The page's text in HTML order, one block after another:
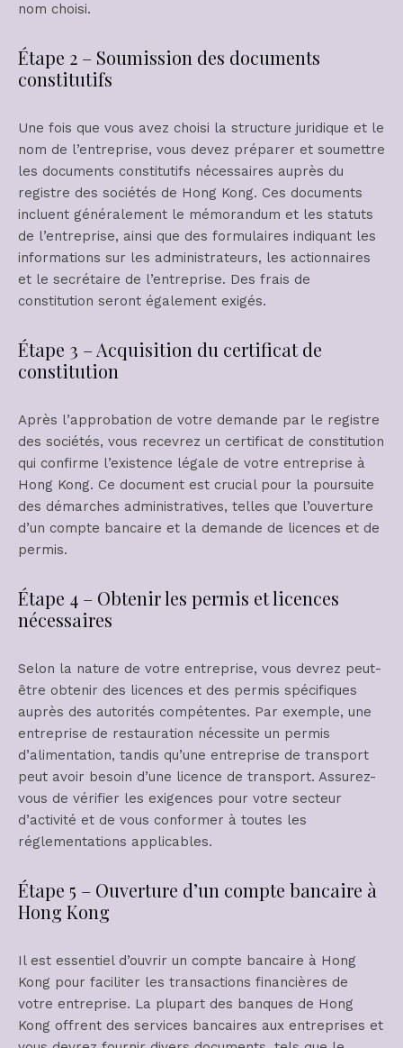
nom choisi.
Étape 2 – Soumission des documents
constitutifs
Une fois que vous avez choisi la structure juridique et le
nom de l’entreprise, vous devez préparer et soumettre
les documents constitutifs nécessaires auprès du
registre des sociétés de Hong Kong. Ces documents
incluent généralement le mémorandum et les statuts
de l’entreprise, ainsi que des formulaires indiquant les
informations sur les administrateurs, les actionnaires
et le secrétaire de l’entreprise. Des frais de
constitution seront également exigés.
Étape 3 – Acquisition du certificat de
constitution
Après l’approbation de votre demande par le registre
des sociétés, vous recevrez un certificat de constitution
qui confirme l’existence légale de votre entreprise à
Hong Kong. Ce document est crucial pour la poursuite
des démarches administratives, telles que l’ouverture
d’un compte bancaire et la demande de licences et de
permis.
Étape 4 – Obtenir les permis et licences
nécessaires
Selon la nature de votre entreprise, vous devrez peut-
être obtenir des licences et des permis spécifiques
auprès des autorités compétentes. Par exemple, une
entreprise de restauration nécessite un permis
d’alimentation, tandis qu’une entreprise de transport
peut avoir besoin d’une licence de transport. Assurez-
vous de vérifier les exigences pour votre secteur
d’activité et de vous conformer à toutes les
réglementations applicables.
Étape 5 – Ouverture d’un compte bancaire à
Hong Kong
Il est essentiel d’ouvrir un compte bancaire à Hong
Kong pour faciliter les transactions financières de
votre entreprise. La plupart des banques de Hong
Kong offrent des services bancaires aux entreprises et